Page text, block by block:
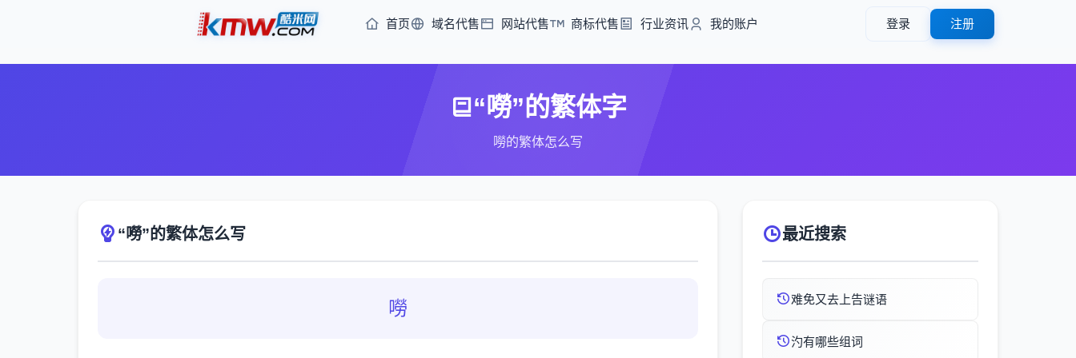
首页 域名代售 网站代售 商标代售 行业资讯 我的账户 登录 注册
“嘮”的繁体字
嘮的繁体怎么写
“嘮”的繁体怎么写
嘮
最近搜索
难免又去上告谜语
汋有哪些组词